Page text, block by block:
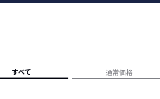
人気記事ランキング
すべて 通常価格